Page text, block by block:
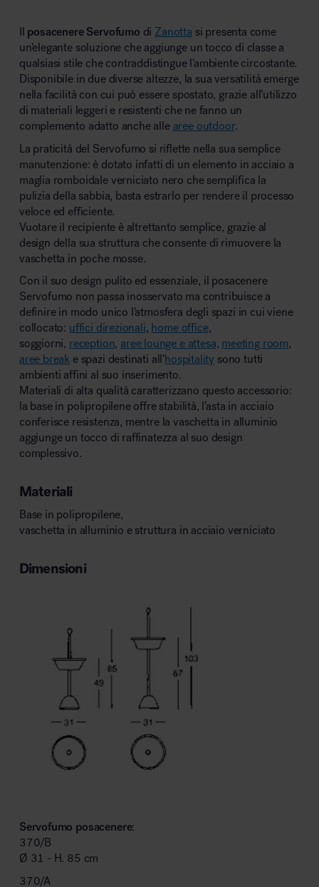
posacenere Servofumo di Zanotta si presenta come
un’elegante soluzione che aggiunge un tocco di classe a
qualsiasi stile che contraddistingue l’ambiente circostante.
Disponibile in due diverse altezze, la sua versatilità emerge
nella facilità con cui può essere spostato, grazie all’utilizzo
di materiali leggeri e resistenti che ne fanno un
complemento adatto anche alle aree outdoor.
La praticità del Servofumo si riflette nella sua semplice
manutenzione: è dotato infatti di un elemento in acciaio a
maglia romboidale verniciato nero che semplifica la
pulizia della sabbia, basta estrarlo per rendere il processo
veloce ed efficiente.
Vuotare il recipiente è altrettanto semplice, grazie al
design della sua struttura che consente di rimuovere la
vaschetta in poche mosse.
Con il suo design pulito ed essenziale, il posacenere
Servofumo non passa inosservato ma contribuisce a
definire in modo unico l’atmosfera degli spazi in cui viene
collocato: uffici direzionali, home office,
soggiorni, reception, aree lounge e attesa, meeting room,
aree break e spazi destinati all’hospitality sono tutti
ambienti affini al suo inserimento.
Materiali di alta qualità caratterizzano questo accessorio:
la base in polipropilene offre stabilità, l’asta in acciaio
conferisce resistenza, mentre la vaschetta in alluminio
aggiunge un tocco di raffinatezza al suo design
complessivo.
Materiali
Base in polipropilene,
vaschetta in alluminio e struttura in acciaio verniciato
Dimensioni
Servofumo posacenere:
370/B
Ø 31 - H. 85 cm
370/A